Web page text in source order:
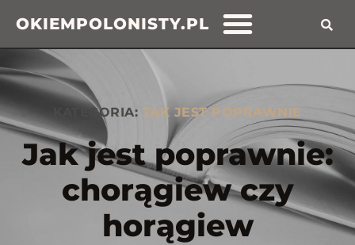
OKIEMPOLONISTY.PL
KATEGORIA: JAK JEST POPRAWNIE
Jak jest poprawnie:
chorągiew czy
horągiew